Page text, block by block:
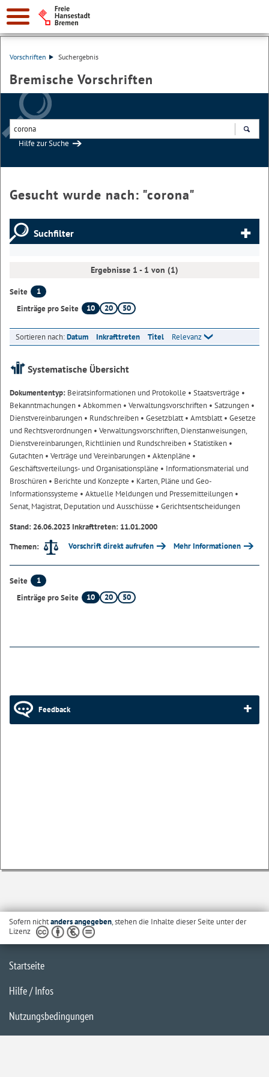
Vorschriften Suchergebnis
Bremische Vorschriften
Hilfe zur Suche
Gesucht wurde nach: "corona"
Suchfilter
Ergebnisse 1 - 1 von (1)
Seite
1
Einträge pro Seite
10 20 50
Sortieren nach:Datum Inkrafttreten Titel Relevanz
Systematische Übersicht
Dokumententyp: Beiratsinformationen und Protokolle • Staatsverträge •
Bekanntmachungen • Abkommen • Verwaltungsvorschriften • Satzungen •
Dienstvereinbarungen • Rundschreiben • Gesetzblatt• Amtsblatt• Gesetze
und Rechtsverordnungen • Verwaltungsvorschriften, Dienstanweisungen,
Dienstvereinbarungen, Richtlinien und Rundschreiben • Statistiken •
Gutachten • Verträge und Vereinbarungen • Aktenpläne •
Geschäftsverteilungs- und Organisationspläne • Informationsmaterial und
Broschüren • Berichte und Konzepte • Karten, Pläne und Geo-
Informationssysteme • Aktuelle Meldungen und Pressemitteilungen •
Senat, Magistrat, Deputation und Ausschüsse • Gerichtsentscheidungen
Stand: 26.06.2023 Inkrafttreten: 11.01.2000
Themen:
Vorschrift direkt aufrufen Mehr Informationen
Seite
1
Einträge pro Seite
10 20 50
Feedback
Sofern nichtanders angegeben, stehen die Inhalte dieser Seite unter der
Lizenz
Startseite
Hilfe / Infos
Nutzungsbedingungen